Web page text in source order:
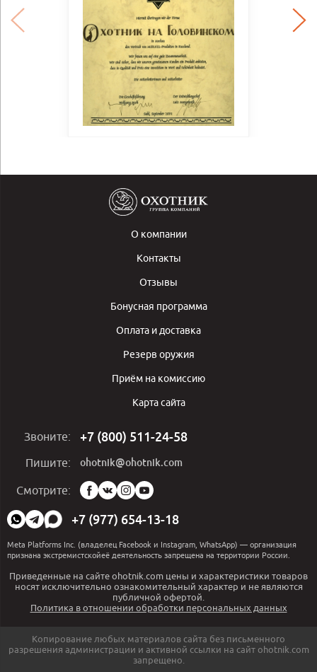
О компании
Контакты
Отзывы
Бонусная программа
Оплата и доставка
Резерв оружия
Приём на комиссию
Карта сайта
Звоните: +7 (800) 511-24-58
Пишите: ohotnik@ohotnik.com
Смотрите:
Мы
в
социальных
сетях:
+7 (977) 654-13-18
Meta Platforms Inc. (владелец Facebook и Instagram, WhatsApp) — организация
признана экстремистскойеё деятельность запрещена на территории России.
Приведенные на сайте ohotnik.com цены и характеристики товаров
носят исключительно ознакомительный характер и не являются
публичной офертой.
Политика в отношении обработки персональных данных
Копирование любых материалов сайта без письменного
разрешения администрации и активной ссылки на сайт ohotnik.com
запрещено.